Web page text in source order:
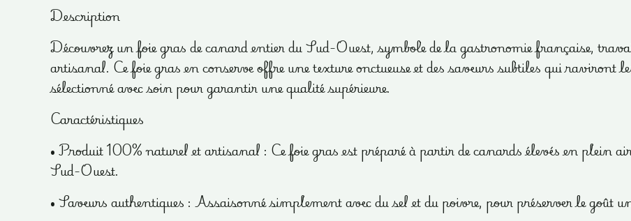
Description
Découvrez un foie gras de canard entier du Sud-Ouest, symbole de la gastronomie française,
artisanal. Ce foie gras en conserve offre une texture onctueuse et des saveurs subtiles qui raviront
sélectionné avec soin pour garantir une qualité supérieure.
Caractéristiques
• Produit 100% naturel et artisanal : Ce foie gras est préparé à partir de canards élevés en plein
Sud-Ouest.
• Saveurs authentiques : Assaisonné simplement avec du sel et du poivre, pour préserver le goût